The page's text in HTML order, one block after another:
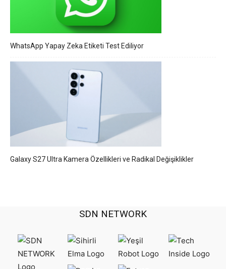
WhatsApp Yapay Zeka Etiketi Test Ediliyor
Galaxy S27 Ultra Kamera Özellikleri ve Radikal Değişiklikler
SDN NETWORK